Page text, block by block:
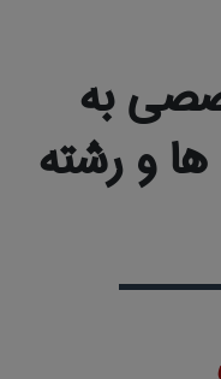
به
و رشته